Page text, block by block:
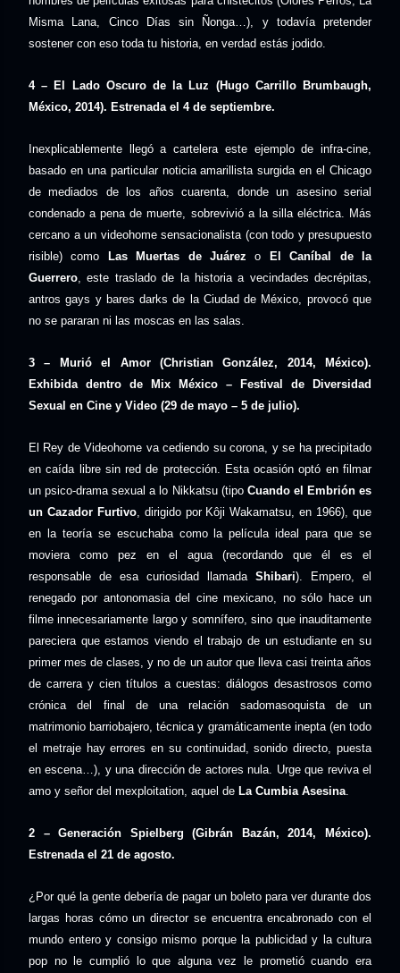
Misma Lana, Cinco Días sin Ñonga…), y todavía pretender
sostener con eso toda tu historia, en verdad estás jodido.
4 – El Lado Oscuro de la Luz (Hugo Carrillo Brumbaugh,
México, 2014). Estrenada el 4 de septiembre.
Inexplicablemente llegó a cartelera este ejemplo de infra-cine,
basado en una particular noticia amarillista surgida en el Chicago
de mediados de los años cuarenta, donde un asesino serial
condenado a pena de muerte, sobrevivió a la silla eléctrica. Más
cercano a un videohome sensacionalista (con todo y presupuesto
risible) como
Las Muertas de Juárez o
El Caníbal de la
Guerrero , este traslado de la historia a vecindades decrépitas,
antros gays y bares darks de la Ciudad de México, provocó que
no se pararan ni las moscas en las salas.
3 – Murió el Amor (Christian González, 2014, México).
Exhibida dentro de Mix México – Festival de Diversidad
Sexual en Cine y Video (29 de mayo – 5 de julio).
El Rey de Videohome va cediendo su corona, y se ha precipitado
en caída libre sin red de protección. Esta ocasión optó en filmar
un psico-drama sexual a lo Nikkatsu (tipo Cuando el Embrión es
un Cazador Furtivo, dirigido por Kôji Wakamatsu, en 1966), que
en la teoría se escuchaba como la película ideal para que se
moviera como pez en el agua (recordando que él es el
responsable de esa curiosidad llamada Shibari). Empero, el
renegado por antonomasia del cine mexicano, no sólo hace un
filme innecesariamente largo y somnífero, sino que inauditamente
pareciera que estamos viendo el trabajo de un estudiante en su
primer mes de clases, y no de un autor que lleva casi treinta años
de carrera y cien títulos a cuestas: diálogos desastrosos como
crónica del final de una relación sadomasoquista de un
matrimonio barriobajero, técnica y gramáticamente inepta (en todo
el metraje hay errores en su continuidad, sonido directo, puesta
en escena…), y una dirección de actores nula. Urge que reviva el
amo y señor del mexploitation, aquel de La Cumbia Asesina
2 – Generación Spielberg (Gibrán Bazán, 2014, México).
Estrenada el 21 de agosto.
¿Por qué la gente debería de pagar un boleto para ver durante dos
largas horas cómo un director se encuentra encabronado con el
mundo entero y consigo mismo porque la publicidad y la cultura
pop no le cumplió lo que alguna vez le prometió cuando era